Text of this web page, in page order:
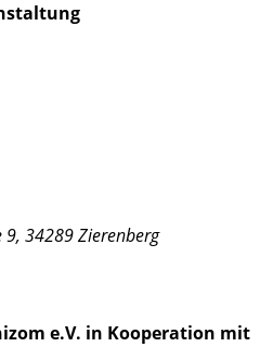
34289 Zierenberg
e.V. in Kooperation mit